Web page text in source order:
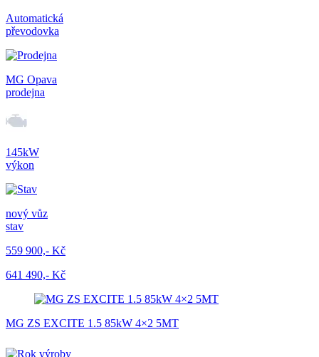
Automatická
převodovka
MG Opava
prodejna
145kW
výkon
nový vůz
stav
559 900,- Kč
641 490,- Kč
MG ZS EXCITE 1.5 85kW 4×2 5MT